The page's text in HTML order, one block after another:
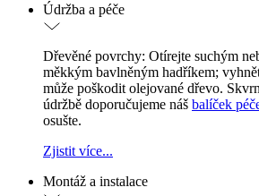
Údržba a péče
Dřevěné povrchy: Otírejte suchým
měkkým bavlněným hadříkem;
může poškodit olejované dřevo.
údržbě doporučujeme náš balíček
osušte.
Zjistit více...
Montáž a instalace